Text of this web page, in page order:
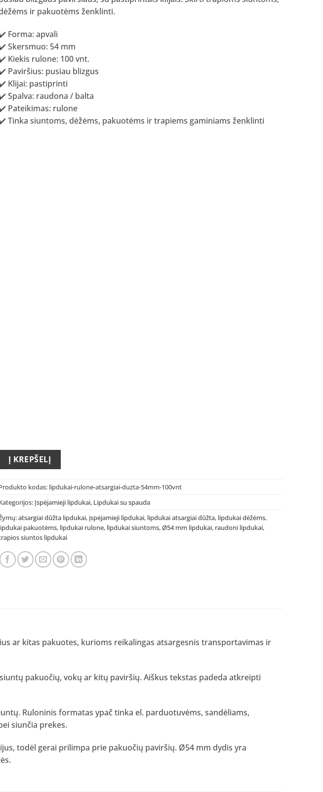
ir pakuotėms ženklinti.
Forma: apvali
Skersmuo: 54 mm
Kiekis rulone: 100 vnt.
Paviršius: pusiau blizgus
Klijai: pastiprinti
Spalva: raudona / balta
Pateikimas: rulone
Tinka siuntoms, dėžėms, pakuotėms ir trapiems gaminiams ženklinti
Į KREPŠELĮ
kodas: lipdukai-rulone-atsargiai-duzta-54mm-100vnt
Įspėjamieji lipdukai, Lipdukai su spauda
atsargiai dūžta lipdukai, įspėjamieji lipdukai, lipdukai atsargiai dūžta, lipdukai dėžėms,
pakuotėms, lipdukai rulone, lipdukai siuntoms,Ø54 mm lipdukai, raudoni lipdukai,
siuntos lipdukai
ar kitas pakuotes, kurioms reikalingas atsargesnis transportavimas ir
pakuočių, vokų ar kitų paviršių. Aiškus tekstas padeda atkreipti
Ruloninis formatas ypač tinka el. parduotuvėms, sandėliams,
siunčia prekes.
todėl gerai prilimpa prie pakuočių paviršių. Ø54 mm dydis yra